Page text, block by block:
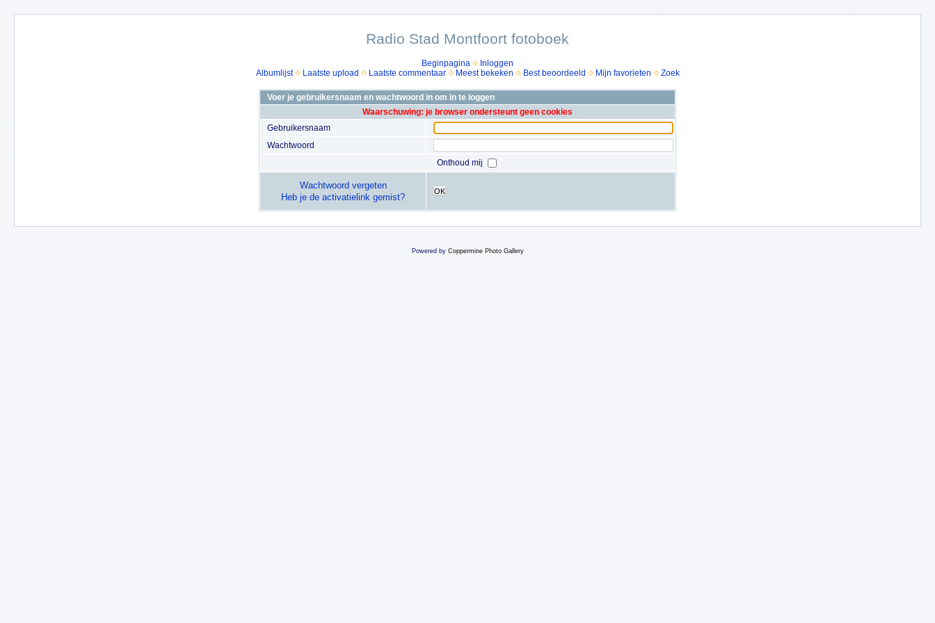
Radio Stad Montfoort fotoboek
Beginpagina
Inloggen
Albumlijst
Laatste upload Laatste commentaar Meest bekeken Best beoordeeld Mijn favorieten Zoek
Voer je gebruikersnaam en wachtwoord in om in te loggen
Waarschuwing: je browser ondersteunt geen cookies
Gebruikersnaam
Wachtwoord
Onthoud mij
Wachtwoord vergeten
Heb je de activatielink gemist?
OK
Powered by Coppermine Photo Gallery